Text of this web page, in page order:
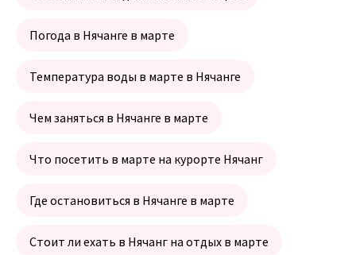
Погода в Нячанге в марте
Температура воды в марте в Нячанге
Чем заняться в Нячанге в марте
Что посетить в марте на курорте Нячанг
Где остановиться в Нячанге в марте
Стоит ли ехать в Нячанг на отдых в марте